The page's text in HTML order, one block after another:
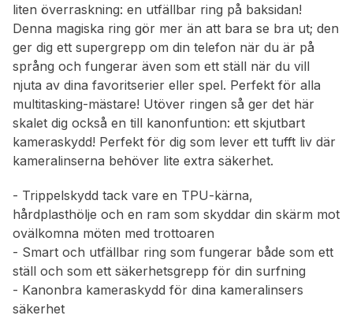
liten överraskning: en utfällbar ring på baksidan!
Denna magiska ring gör mer än att bara se bra ut; den
ger dig ett supergrepp om din telefon när du är på
språng och fungerar även som ett ställ när du vill
njuta av dina favoritserier eller spel. Perfekt för alla
multitasking-mästare! Utöver ringen så ger det här
skalet dig också en till kanonfuntion: ett skjutbart
kameraskydd! Perfekt för dig som lever ett tufft liv där
kameralinserna behöver lite extra säkerhet.
- Trippelskydd tack vare en TPU-kärna,
hårdplasthölje och en ram som skyddar din skärm mot
ovälkomna möten med trottoaren
- Smart och utfällbar ring som fungerar både som ett
ställ och som ett säkerhetsgrepp för din surfning
- Kanonbra kameraskydd för dina kameralinsers
säkerhet